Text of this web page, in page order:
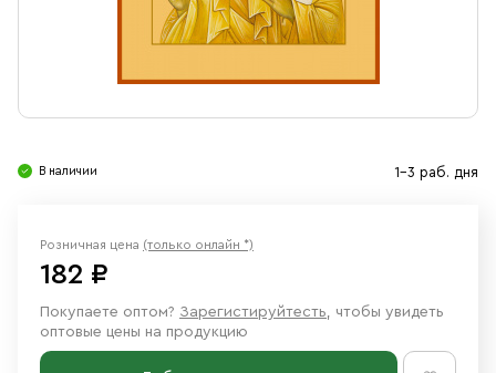
В наличии 1-3 раб. дня
Розничная цена (только онлайн *)
182 ₽
Покупаете оптом? Зарегистируйтесть, чтобы увидеть
оптовые цены на продукцию